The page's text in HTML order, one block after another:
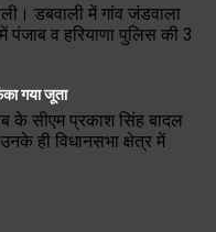
डबवाली में गांव जंडवाला
पंजाब व हरियाणा पुलिस की 3
गया जूता
के सीएम प्रकाश सिंह बादल
ही विधानसभा क्षेत्र में